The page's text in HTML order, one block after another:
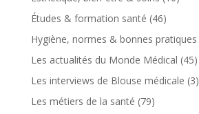
Études & formation santé (46)
Hygiène, normes & bonnes pratiques
Les actualités du Monde Médical (45)
Les interviews de Blouse médicale (3)
Les métiers de la santé (79)